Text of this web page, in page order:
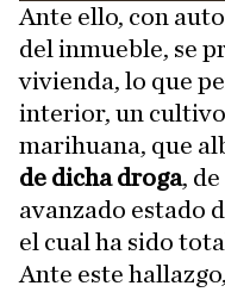
Ante ello, con
del inmueble, se
vivienda, lo que
interior, un
marihuana, que
de dicha droga,
avanzado estado
el cual ha sido
Ante este